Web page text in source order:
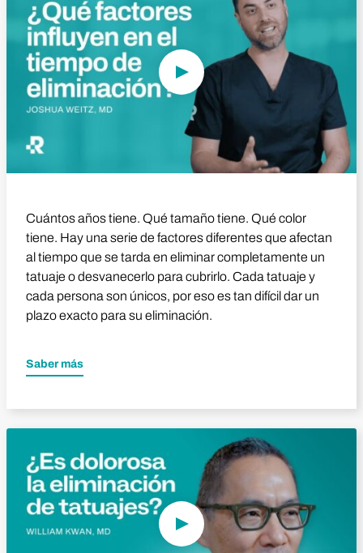
Cuántos años tiene. Qué tamaño tiene. Qué color
tiene. Hay una serie de factores diferentes que afectan
al tiempo que se tarda en eliminar completamente un
tatuaje o desvanecerlo para cubrirlo. Cada tatuaje y
cada persona son únicos, por eso es tan difícil dar un
plazo exacto para su eliminación.
Saber más
Reproducir vídeo